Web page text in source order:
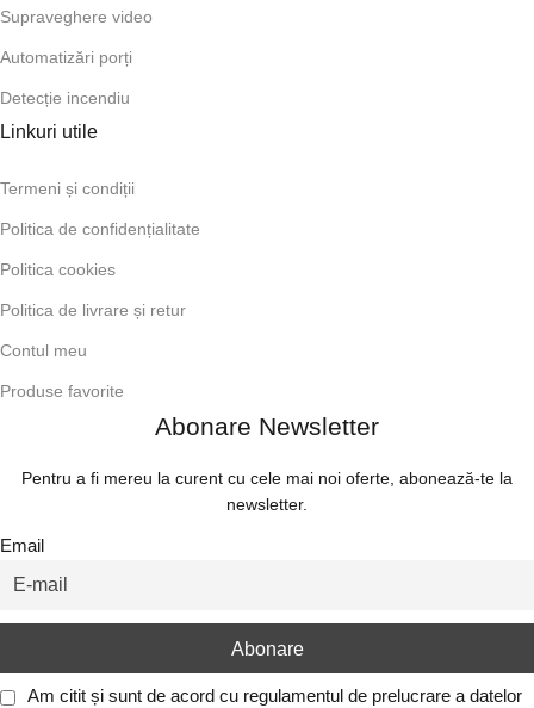
Supraveghere video
Automatizări porți
Detecție incendiu
Linkuri utile
Termeni și condiții
Politica de confidențialitate
Politica cookies
Politica de livrare și retur
Contul meu
Produse favorite
Abonare Newsletter
Pentru a fi mereu la curent cu cele mai noi oferte, abonează-te la
newsletter.
Email
Am citit și sunt de acord cu regulamentul de prelucrare a datelor